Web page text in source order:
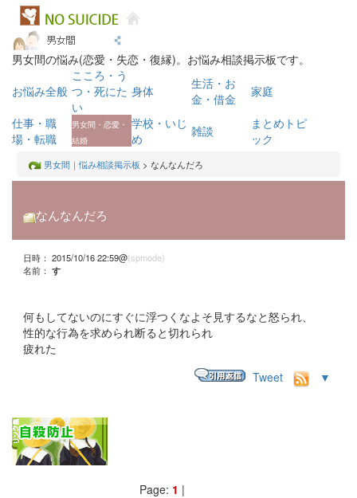
男女間の悩み(恋愛・失恋・復縁)。お悩み相談掲示板です。
お悩み全般
こころ・う
つ・死にた
い
身体
生活・お
金・借金
家庭
仕事・職
場・転職
男女間・恋愛・
結婚
学校・いじ
め
雑談
まとめトピ
ック
男女間｜悩み相談掲示板 > なんなんだろ
なんなんだろ
日時： 2015/10/16 22:59@(spmode)
名前： す
何もしてないのにすぐに浮つくなよそ見するなと怒られ、
性的な行為を求められ断ると切れられ
疲れた
Tweet
▼
Page: 1 |